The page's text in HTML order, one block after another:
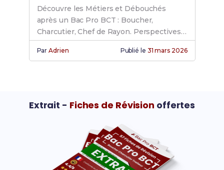
Découvre les Métiers et Débouchés
après un Bac Pro BCT : Boucher,
Charcutier, Chef de Rayon. Perspectives
d'évolution et salaires.
ParAdrien Publié le 31 mars 2026
Extrait - Fiches de Révision offertes